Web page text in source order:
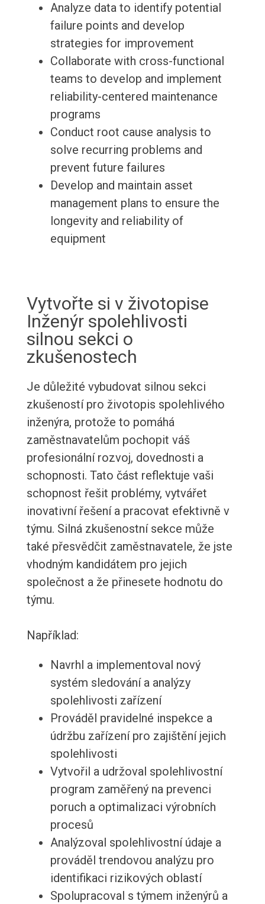
Analyze data to identify potential
failure points and develop
strategies for improvement
Collaborate with cross-functional
teams to develop and implement
reliability-centered maintenance
programs
Conduct root cause analysis to
solve recurring problems and
prevent future failures
Develop and maintain asset
management plans to ensure the
longevity and reliability of
equipment
Vytvořte si v životopise
Inženýr spolehlivosti
silnou sekci o
zkušenostech
Je důležité vybudovat silnou sekci
zkušeností pro životopis spolehlivého
inženýra, protože to pomáhá
zaměstnavatelům pochopit váš
profesionální rozvoj, dovednosti a
schopnosti. Tato část reflektuje vaši
schopnost řešit problémy, vytvářet
inovativní řešení a pracovat efektivně v
týmu. Silná zkušenostní sekce může
také přesvědčit zaměstnavatele, že jste
vhodným kandidátem pro jejich
společnost a že přinesete hodnotu do
týmu.
Například:
Navrhl a implementoval nový
systém sledování a analýzy
spolehlivosti zařízení
Prováděl pravidelné inspekce a
údržbu zařízení pro zajištění jejich
spolehlivosti
Vytvořil a udržoval spolehlivostní
program zaměřený na prevenci
poruch a optimalizaci výrobních
procesů
Analýzoval spolehlivostní údaje a
prováděl trendovou analýzu pro
identifikaci rizikových oblastí
Spolupracoval s týmem inženýrů a